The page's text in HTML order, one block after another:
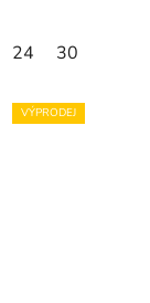
24 30
VÝPRODEJ